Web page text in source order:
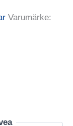
Varumärke: